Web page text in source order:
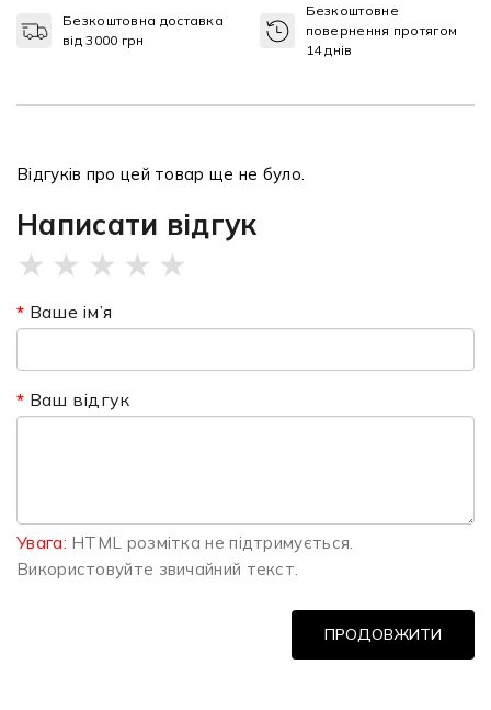
Безкоштовна доставка
від 3000 грн
Безкоштовне
повернення протягом
14 днів
Відгуків про цей товар ще не було.
Написати відгук
★ ★ ★ ★ ★
Ваше ім’я
Ваш відгук
Увага: HTML розмітка не підтримується.
Використовуйте звичайний текст.
ПРОДОВЖИТИ